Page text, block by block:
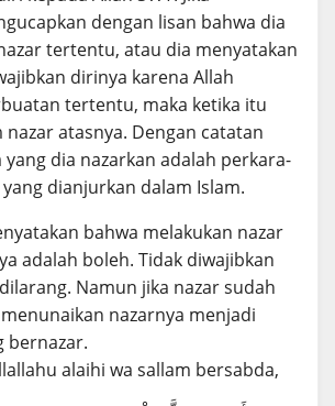
dengan lisan bahwa dia
tertentu, atau dia menyatakan
dirinya karena Allah
tertentu, maka ketika itu
atasnya. Dengan catatan
dia nazarkan adalah perkara-
dianjurkan dalam Islam.
bahwa melakukan nazar
adalah boleh. Tidak diwajibkan
Namun jika nazar sudah
nazarnya menjadi
bernazar.
alaihi wa sallam bersabda,